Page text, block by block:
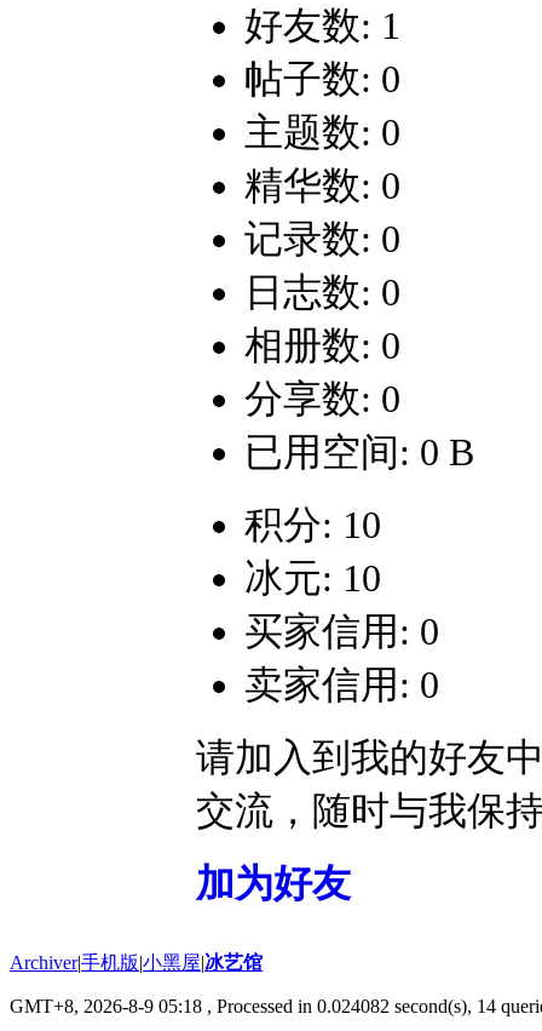
好友数: 1
帖子数: 0
主题数: 0
精华数: 0
记录数: 0
日志数: 0
相册数: 0
分享数: 0
已用空间: 0 B
积分: 10
冰元: 10
买家信用: 0
卖家信用: 0
请加入到我的好友
交流，随时与我保
加为好友
Archiver|手机版|小黑屋|冰艺馆
GMT+8, 2026-8-9 05:18 , Processed in 0.024082 second(s), 14